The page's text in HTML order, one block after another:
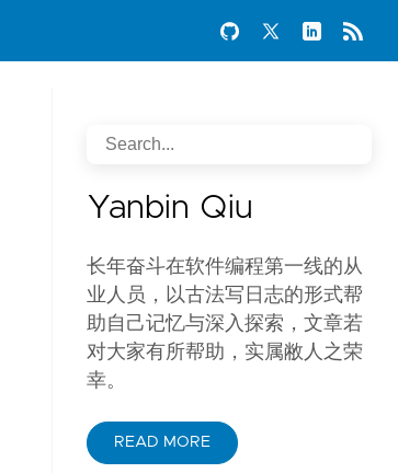
Yanbin Qiu
长年奋斗在软件编程第一线的从
业人员，以古法写日志的形式帮
助自己记忆与深入探索，文章若
对大家有所帮助，实属敝人之荣
幸。
READ MORE